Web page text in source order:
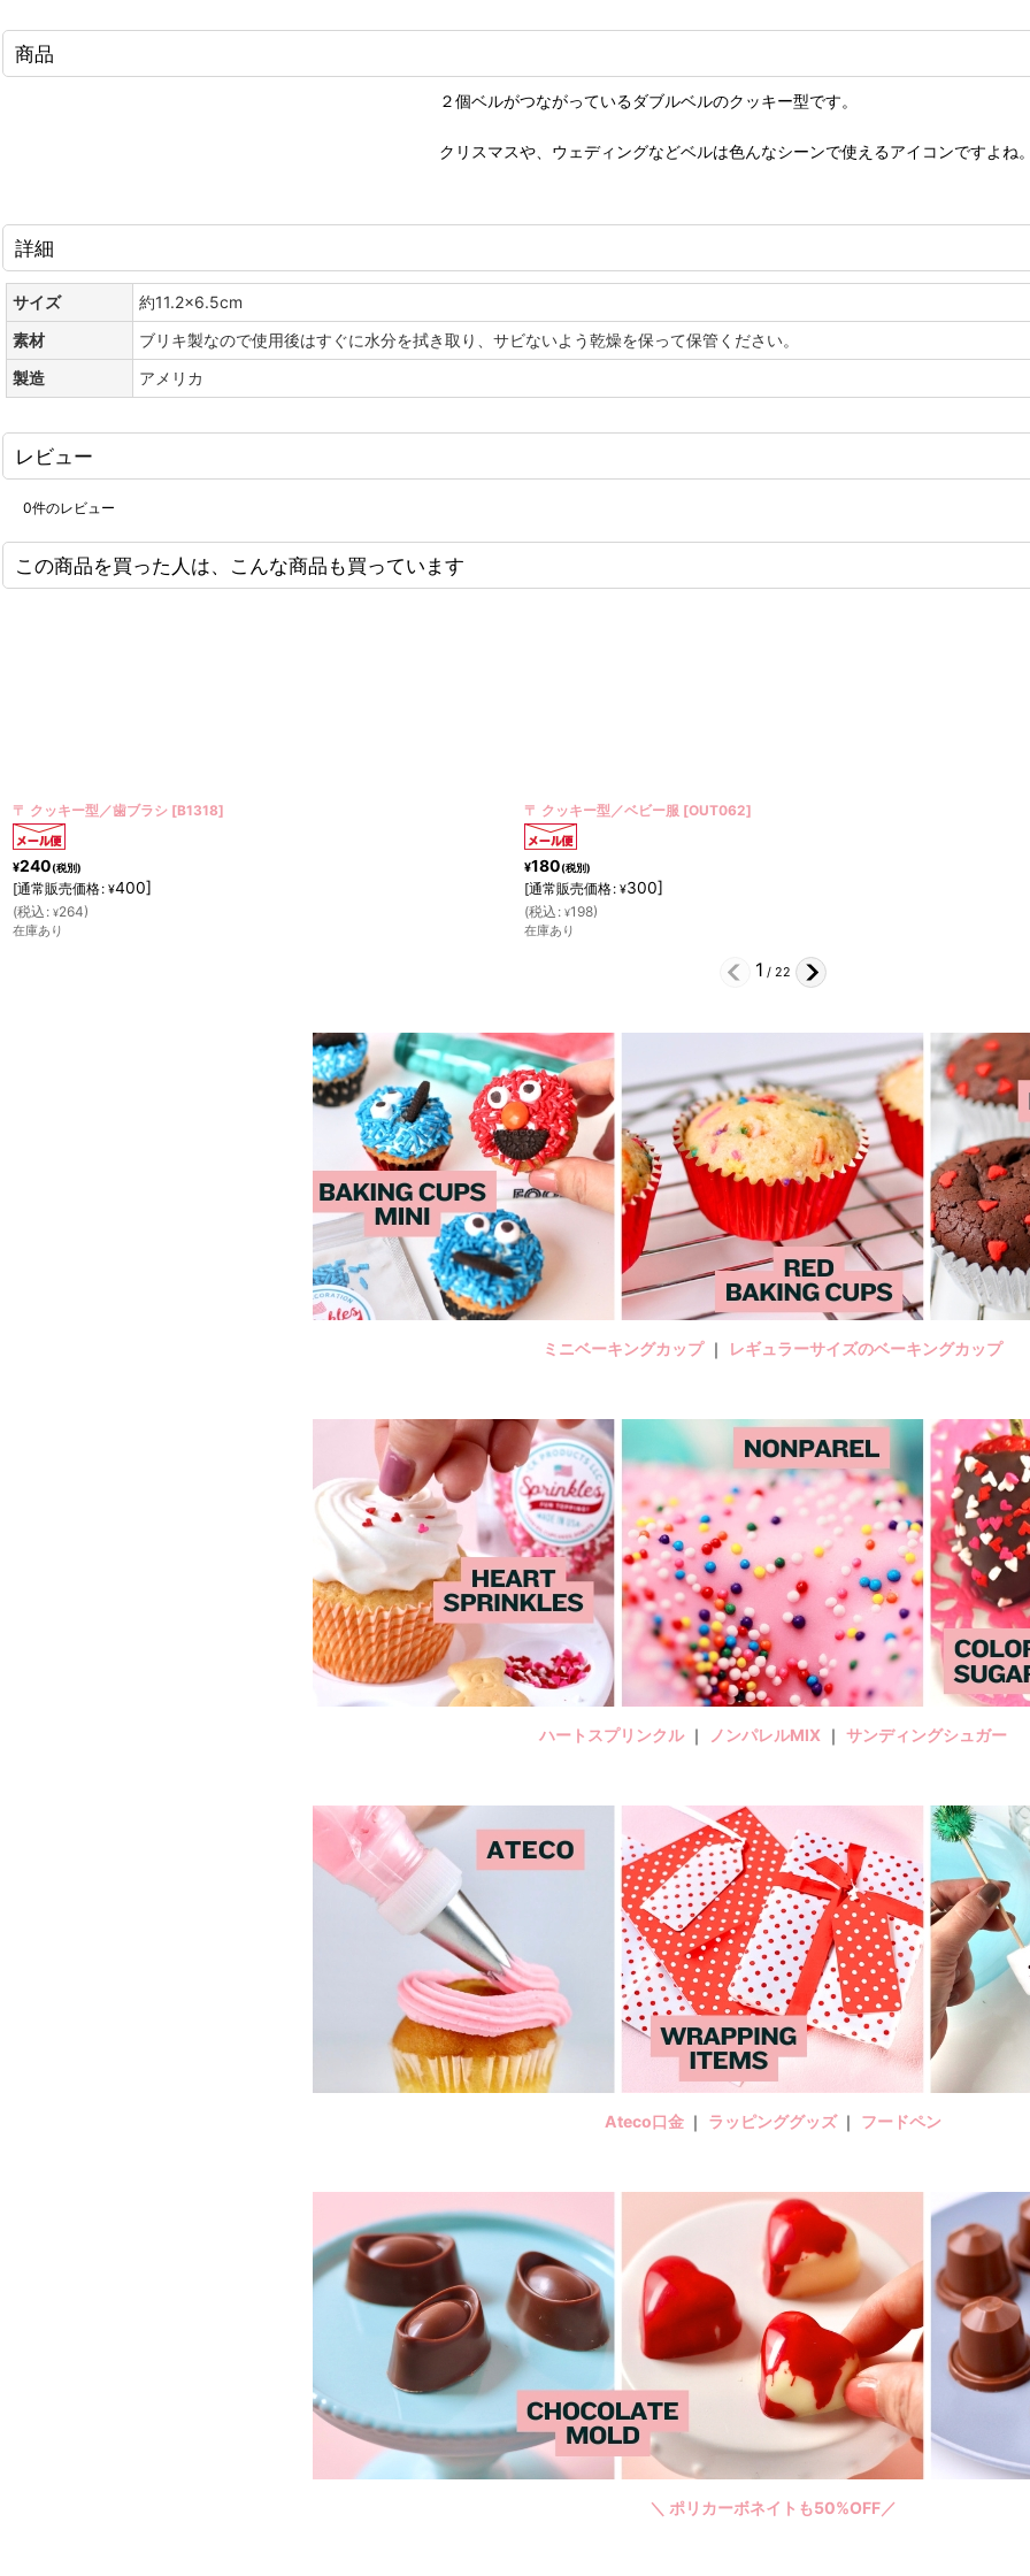
商品
２個ベルがつながっているダブルベルのクッキー型です。
クリスマスや、ウェディングなどベルは色んなシーンで使えるアイコンですよね
詳細
サイズ
約11.2×6.5cm
素材
ブリキ製なので使用後はすぐに水分を拭き取り、サビないよう乾燥を保って保管ください。
製造
アメリカ
レビュー
0件のレビュー
この商品を買った人は、こんな商品も買っています
〒 クッキー型／ベビー服 [OUT062
¥180(税別)
[通常販売価格: ¥300]
(税込 : ¥198)
在庫あり
〒 クッキー型／哺乳瓶（ステンレス）
¥240(税別)
[通常販売価格: ¥400]
(税込 : ¥264)
在庫あり
2 /22
ミニベーキングカップ｜ レギュラーサイズのベーキングカップ
ハートスプリンクル｜ ノンパレルMIX ｜ サンディングシュガー
Ateco口金 ｜ ラッピンググッズ ｜ フードペン
＼ ポリカーボネイトも50%OFF／